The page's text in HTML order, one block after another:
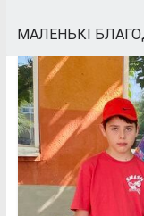
МАЛЕНЬКІ